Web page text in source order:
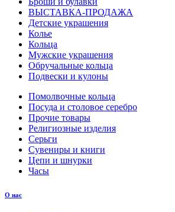
ВЫСТАВКА-ПРОДАЖА
Детские украшения
Колье
Кольца
Мужские украшения
Обручальные кольца
Подвески и кулоны
Помолвочные кольца
Посуда и столовое серебро
Прочие товары
Религиозные изделия
Серьги
Сувениры и книги
Цепи и шнурки
Часы
О нас